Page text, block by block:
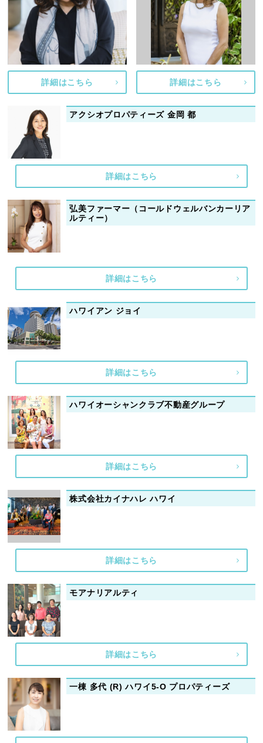
詳細はこちら 詳細はこちら
アクシオプロパティーズ 金岡 都
詳細はこちら
弘美ファーマー（コールドウェルバンカーリア
ルティー）
詳細はこちら
ハワイアン ジョイ
詳細はこちら
ハワイオーシャンクラブ不動産グループ
詳細はこちら
株式会社カイナハレ ハワイ
詳細はこちら
モアナリアルティ
詳細はこちら
一棟 多代 (R) ハワイ5-O プロパティーズ